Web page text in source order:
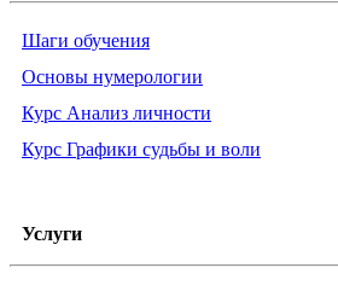
Шаги обучения
Основы нумерологии
Курс Анализ личности
Курс Графики судьбы и воли
Услуги